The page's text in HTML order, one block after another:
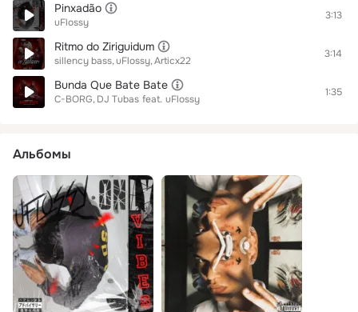
Pinxadão
uFlossy
3:13
Ritmo do Ziriguidum
sillency bass uFlossy Articx22
3:14
Bunda Que Bate Bate
C-BORG DJ Tubas feat. uFlossy
1:35
Альбомы